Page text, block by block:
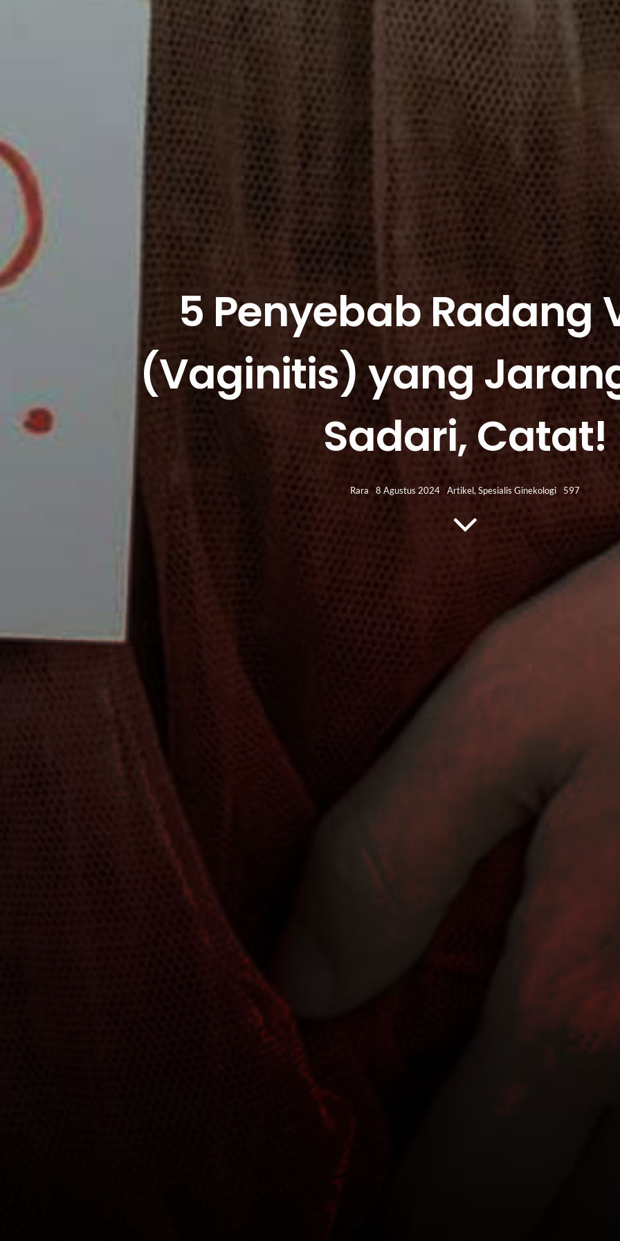
5 Penyebab Radang
(Vaginitis) yang
Sadari, Catat!
Rara 8 Agustus 2024 Artikel, Spesialis Ginekologi 597